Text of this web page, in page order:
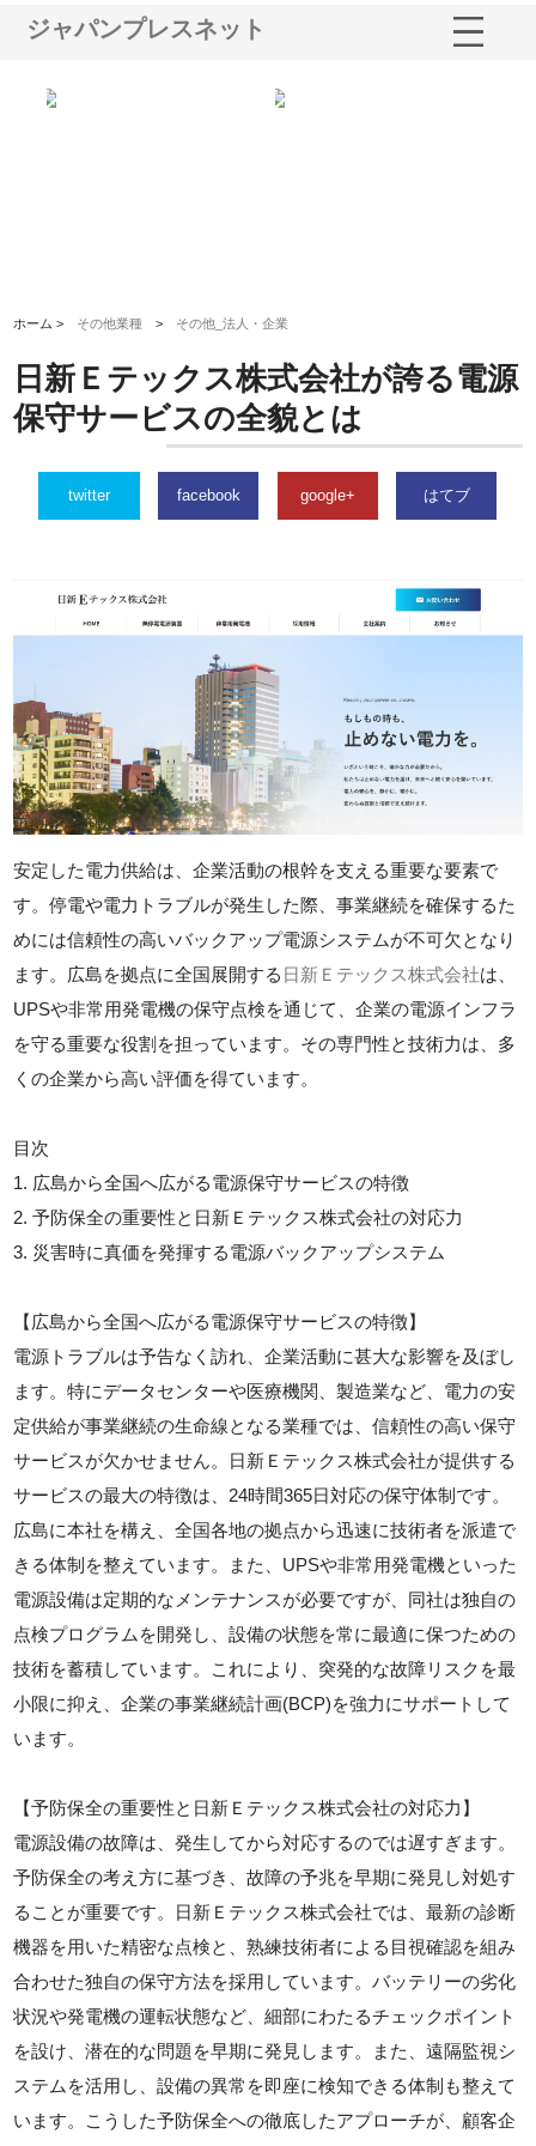
ジャパンプレスネット
ホーム > その他業種 > その他_法人・企業
日新Ｅテックス株式会社が誇る電源
保守サービスの全貌とは
twitter facebook google+ はてブ
安定した電力供給は、企業活動の根幹を支える重要な要素で
す。停電や電力トラブルが発生した際、事業継続を確保するた
めには信頼性の高いバックアップ電源システムが不可欠となり
ます。広島を拠点に全国展開する 日新Ｅテックス株式会社は、
UPSや非常用発電機の保守点検を通じて、企業の電源インフラ
を守る重要な役割を担っています。その専門性と技術力は、多
くの企業から高い評価を得ています。
目次
1. 広島から全国へ広がる電源保守サービスの特徴
2. 予防保全の重要性と日新Ｅテックス株式会社の対応力
3. 災害時に真価を発揮する電源バックアップシステム
【広島から全国へ広がる電源保守サービスの特徴】
電源トラブルは予告なく訪れ、企業活動に甚大な影響を及ぼし
ます。特にデータセンターや医療機関、製造業など、電力の安
定供給が事業継続の生命線となる業種では、信頼性の高い保守
サービスが欠かせません。日新Ｅテックス株式会社が提供する
サービスの最大の特徴は、24時間365日対応の保守体制です。
広島に本社を構え、全国各地の拠点から迅速に技術者を派遣で
きる体制を整えています。また、UPSや非常用発電機といった
電源設備は定期的なメンテナンスが必要ですが、同社は独自の
点検プログラムを開発し、設備の状態を常に最適に保つための
技術を蓄積しています。これにより、突発的な故障リスクを最
小限に抑え、企業の事業継続計画(BCP)を強力にサポートして
います。
【予防保全の重要性と日新Ｅテックス株式会社の対応力】
電源設備の故障は、発生してから対応するのでは遅すぎます。
予防保全の考え方に基づき、故障の予兆を早期に発見し対処す
ることが重要です。日新Ｅテックス株式会社では、最新の診断
機器を用いた精密な点検と、熟練技術者による目視確認を組み
合わせた独自の保守方法を採用しています。バッテリーの劣化
状況や発電機の運転状態など、細部にわたるチェックポイント
を設け、潜在的な問題を早期に発見します。また、遠隔監視シ
ステムを活用し、設備の異常を即座に検知できる体制も整えて
います。こうした予防保全への徹底したアプローチが、顧客企